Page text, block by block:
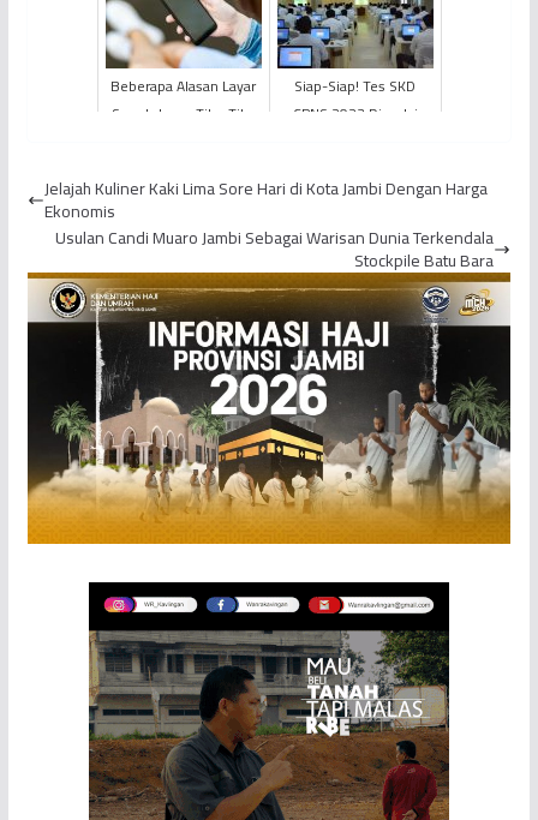
Beberapa Alasan Layar
Smartphone Tiba-Tiba
Siap-Siap! Tes SKD
CPNS 2023 Dimulai
Jelajah Kuliner Kaki Lima Sore Hari di Kota Jambi Dengan Harga
Ekonomis
Usulan Candi Muaro Jambi Sebagai Warisan Dunia Terkendala
Stockpile Batu Bara